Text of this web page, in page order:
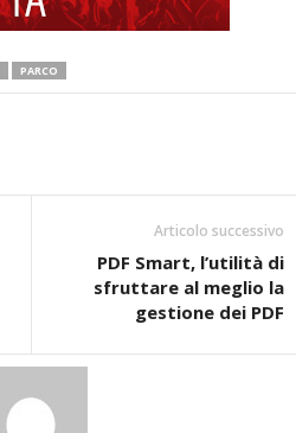
PARCO
Articolo successivo
PDF Smart, l’utilità di
sfruttare al meglio la
gestione dei PDF